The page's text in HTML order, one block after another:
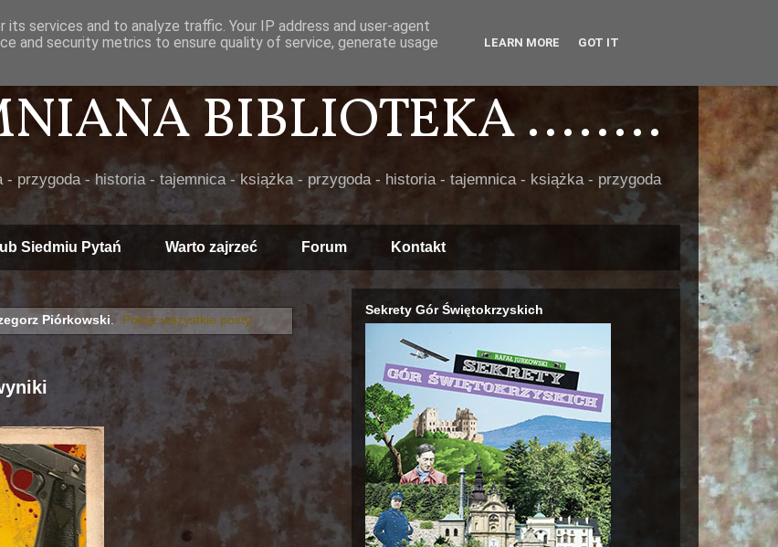
BIBLIOTEKA ........
przygoda - historia - tajemnica - książka - przygoda - historia - tajemnica - książka - przygoda
Siedmiu Pytań Warto zajrzeć Forum Kontakt
Piórkowski. Pokaż wszystkie posty
Sekrety Gór Świętokrzyskich
services and to analyze traffic. Your IP address and user-agent
and security metrics to ensure quality of service, generate usage
LEARN MORE GOT IT